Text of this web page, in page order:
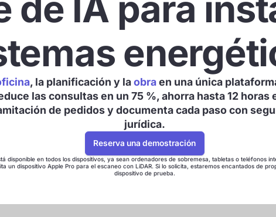
, la planificación y laobraen una única
las consultas en un 75 %, ahorra hasta 12 horas
de pedidos y documenta cada paso con
jurídica.
Reserva una demostración
disponible en todos los dispositivos, ya sean ordenadores de sobremesa, tabletas o teléfonos
un dispositivo Apple Pro para el escaneo con LiDAR. Si lo solicita, estaremos encantados de
dispositivo de prueba.